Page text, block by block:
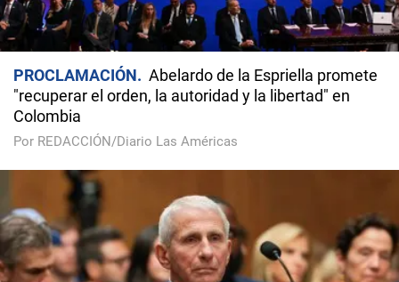
PROCLAMACIÓN
Abelardo de la Espriella promete
"recuperar el orden, la autoridad y la libertad" en
Colombia
Por REDACCIÓN/Diario Las Américas